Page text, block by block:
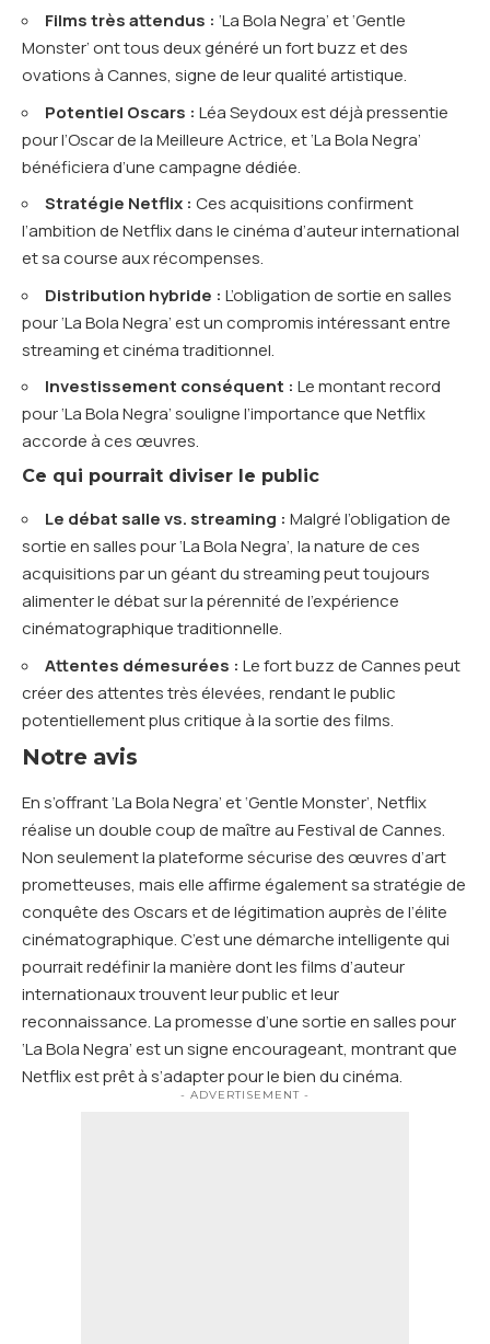
Films très attendus : ‘La Bola Negra’ et ‘Gentle
Monster’ ont tous deux généré un fort buzz et des
ovations à Cannes, signe de leur qualité artistique.
Potentiel Oscars : Léa Seydoux est déjà pressentie
pour l’Oscar de la Meilleure Actrice, et ‘La Bola Negra’
bénéficiera d’une campagne dédiée.
Stratégie Netflix : Ces acquisitions confirment
l’ambition de Netflix dans le cinéma d’auteur international
et sa course aux récompenses.
Distribution hybride : L’obligation de sortie en salles
pour ‘La Bola Negra’ est un compromis intéressant entre
streaming et cinéma traditionnel.
Investissement conséquent : Le montant record
pour ‘La Bola Negra’ souligne l’importance que Netflix
accorde à ces œuvres.
Ce qui pourrait diviser le public
Le débat salle vs. streaming : Malgré l’obligation de
sortie en salles pour ‘La Bola Negra’, la nature de ces
acquisitions par un géant du streaming peut toujours
alimenter le débat sur la pérennité de l’expérience
cinématographique traditionnelle.
Attentes démesurées : Le fort buzz de Cannes peut
créer des attentes très élevées, rendant le public
potentiellement plus critique à la sortie des films.
Notre avis
En s’offrant ‘La Bola Negra’ et ‘Gentle Monster’, Netflix
réalise un double coup de maître au Festival de Cannes.
Non seulement la plateforme sécurise des œuvres d’art
prometteuses, mais elle affirme également sa stratégie de
conquête des Oscars et de légitimation auprès de l’élite
cinématographique. C’est une démarche intelligente qui
pourrait redéfinir la manière dont les films d’auteur
internationaux trouvent leur public et leur
reconnaissance. La promesse d’une sortie en salles pour
‘La Bola Negra’ est un signe encourageant, montrant que
Netflix est prêt à s’adapter pour le bien du cinéma.
- ADVERTISEMENT -